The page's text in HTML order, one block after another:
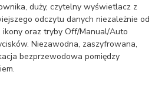
duży, czytelny wyświetlacz z
odczytu danych niezależnie od
oraz tryby Off/Manual/Auto
Niezawodna, zaszyfrowana,
bezprzewodowa pomiędzy